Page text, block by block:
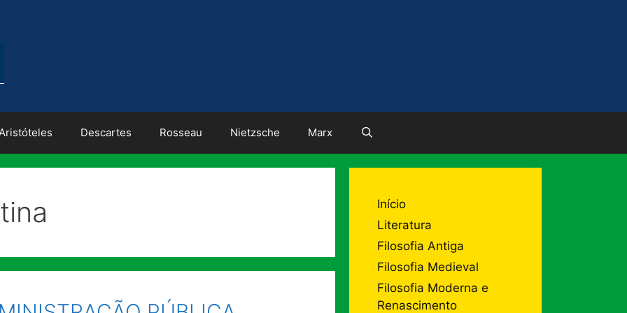
Descartes Rosseau Nietzsche Marx
Início
Literatura
Filosofia Antiga
Filosofia Medieval
Filosofia Moderna e
Renascimento